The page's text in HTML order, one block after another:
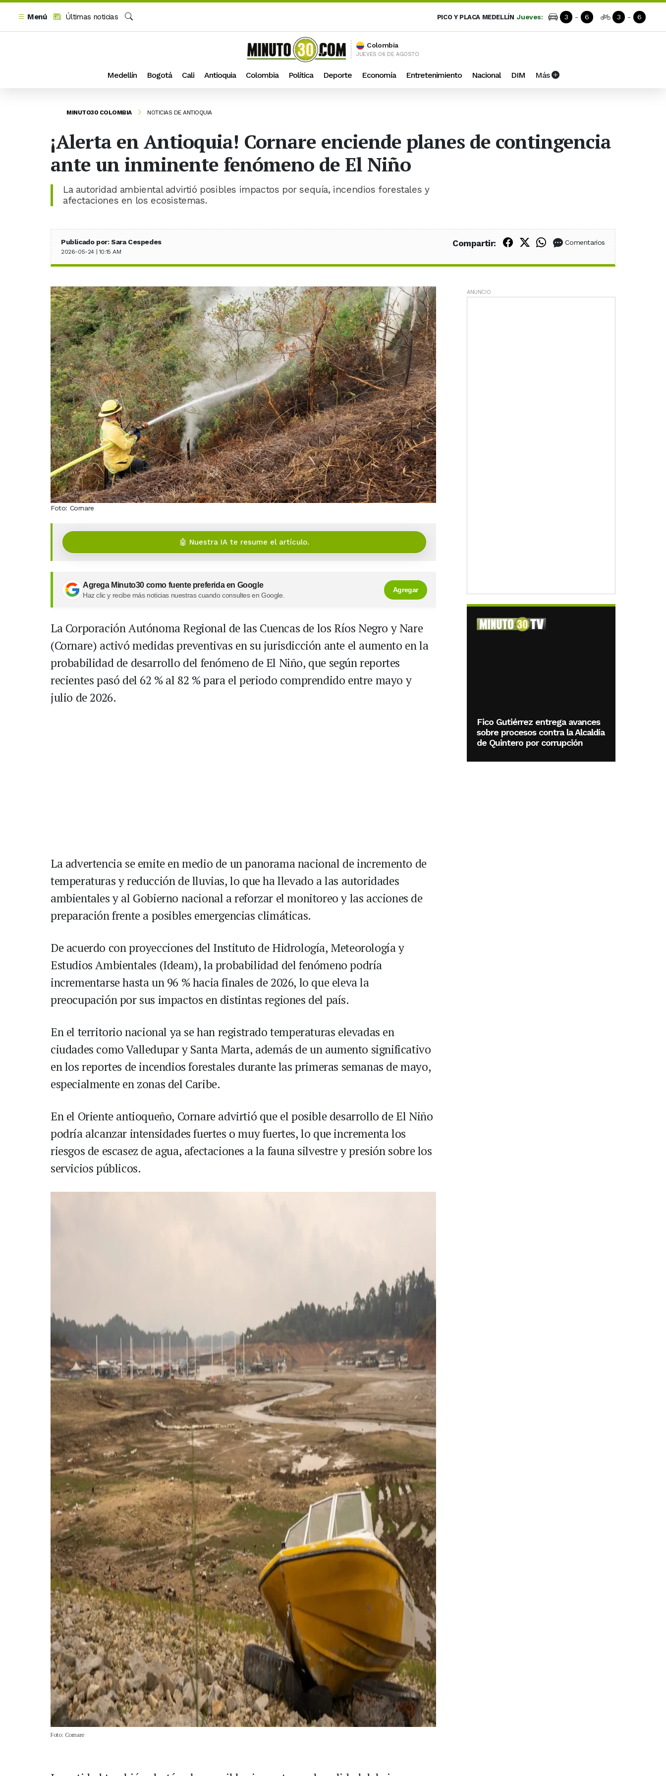
Menú
Últimas noticias
PICO Y PLACA MEDELLÍN Jueves: 3 - 6 3 - 6
Colombia
JUEVES 06 DE AGOSTO
Medellín Bogotá Cali Antioquia Colombia Política Deporte Economía Entretenimiento Nacional DIM Más
MINUTO30 COLOMBIA NOTICIAS DE ANTIOQUIA
¡Alerta en Antioquia! Cornare enciende planes de contingencia
ante un inminente fenómeno de El Niño
La autoridad ambiental advirtió posibles impactos por sequía, incendios forestales y
afectaciones en los ecosistemas.
Publicado por: Sara Cespedes
2026-05-24 | 10:15 AM
Compartir: Compartir en Facebook
Compartir en X (Twitter)
Compartir en WhatsApp
Comentarios
Foto: Cornare
🤖 Nuestra IA te resume el artículo.
Agrega Minuto30 como fuente preferida en Google
Haz clic y recibe más noticias nuestras cuando consultes en Google.
Agregar
La Corporación Autónoma Regional de las Cuencas de los Ríos Negro y Nare
(Cornare) activó medidas preventivas en su jurisdicción ante el aumento en la
probabilidad de desarrollo del fenómeno de El Niño, que según reportes
recientes pasó del 62 % al 82 % para el periodo comprendido entre mayo y
julio de 2026.
La advertencia se emite en medio de un panorama nacional de incremento de
temperaturas y reducción de lluvias, lo que ha llevado a las autoridades
ambientales y al Gobierno nacional a reforzar el monitoreo y las acciones de
preparación frente a posibles emergencias climáticas.
De acuerdo con proyecciones del Instituto de Hidrología, Meteorología y
Estudios Ambientales (Ideam), la probabilidad del fenómeno podría
incrementarse hasta un 96 % hacia finales de 2026, lo que eleva la
preocupación por sus impactos en distintas regiones del país.
En el territorio nacional ya se han registrado temperaturas elevadas en
ciudades como Valledupar y Santa Marta, además de un aumento significativo
en los reportes de incendios forestales durante las primeras semanas de mayo,
especialmente en zonas del Caribe.
En el Oriente antioqueño, Cornare advirtió que el posible desarrollo de El Niño
podría alcanzar intensidades fuertes o muy fuertes, lo que incrementa los
riesgos de escasez de agua, afectaciones a la fauna silvestre y presión sobre los
servicios públicos.
Foto: Cornare
ANUNCIO
Fico Gutiérrez entrega avances
sobre procesos contra la Alcaldía
de Quintero por corrupción